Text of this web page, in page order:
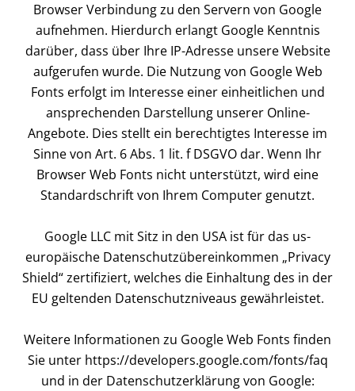
Browser Verbindung zu den Servern von Google
aufnehmen. Hierdurch erlangt Google Kenntnis
darüber, dass über Ihre IP-Adresse unsere Website
aufgerufen wurde. Die Nutzung von Google Web
Fonts erfolgt im Interesse einer einheitlichen und
ansprechenden Darstellung unserer Online-
Angebote. Dies stellt ein berechtigtes Interesse im
Sinne von Art. 6 Abs. 1 lit. f DSGVO dar. Wenn Ihr
Browser Web Fonts nicht unterstützt, wird eine
Standardschrift von Ihrem Computer genutzt.
Google LLC mit Sitz in den USA ist für das us-
europäische Datenschutzübereinkommen „Privacy
Shield“ zertifiziert, welches die Einhaltung des in der
EU geltenden Datenschutzniveaus gewährleistet.
Weitere Informationen zu Google Web Fonts finden
Sie unter https://developers.google.com/fonts/faq
und in der Datenschutzerklärung von Google: